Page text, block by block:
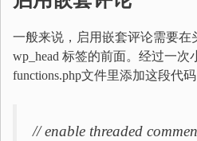
一般来说，启用嵌套评论需要在
wp_head 标签的前面。经过一
functions.php文件里添加这段代码
// enable threaded